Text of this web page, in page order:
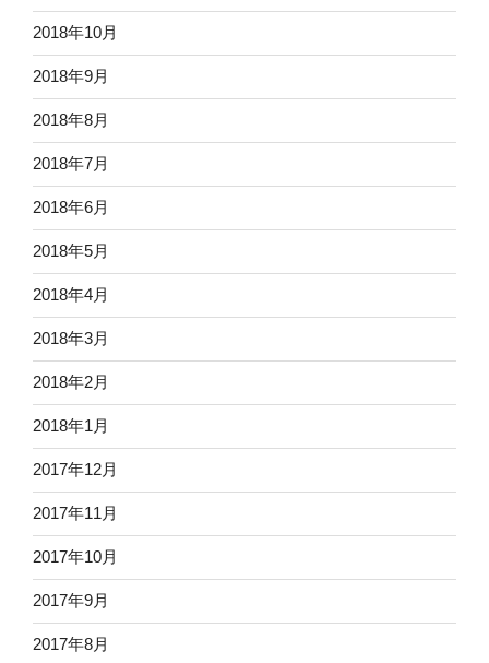
2018年10月
2018年9月
2018年8月
2018年7月
2018年6月
2018年5月
2018年4月
2018年3月
2018年2月
2018年1月
2017年12月
2017年11月
2017年10月
2017年9月
2017年8月